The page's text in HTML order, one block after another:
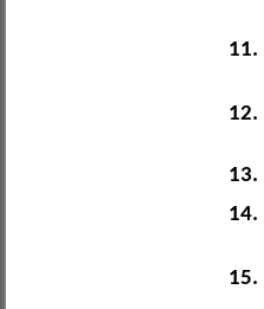
11.
12.
13.
14.
15.